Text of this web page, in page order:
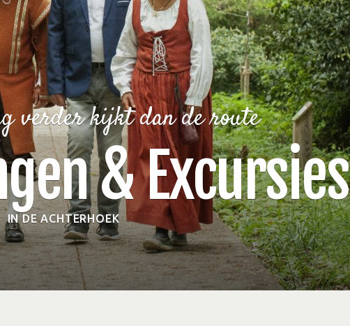
verder kijkt dan de route
& Excursies
IN DE ACHTERHOEK